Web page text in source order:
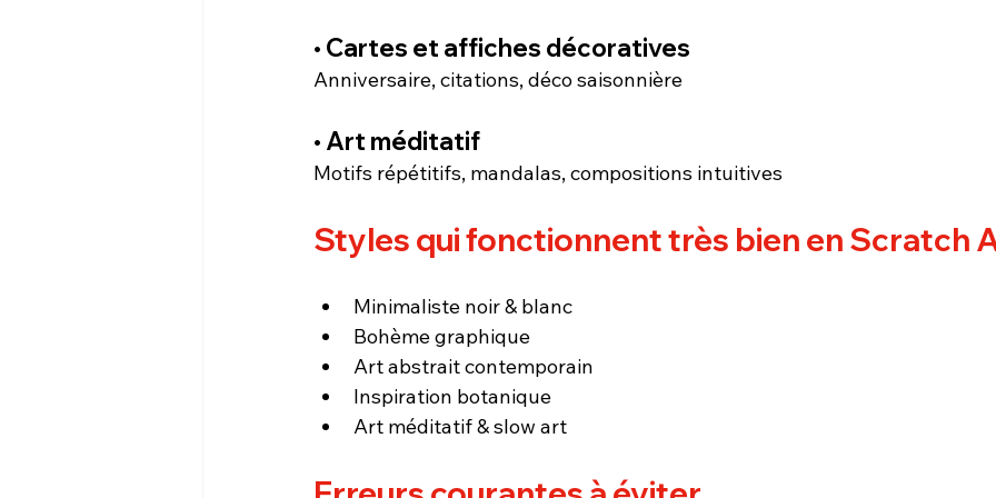
• Cartes et affiches décoratives
Anniversaire, citations, déco saisonnière
• Art méditatif
Motifs répétitifs, mandalas, compositions intuitives
Styles qui fonctionnent très bien en Scratch
Minimaliste noir & blanc
Bohème graphique
Art abstrait contemporain
Inspiration botanique
Art méditatif & slow art